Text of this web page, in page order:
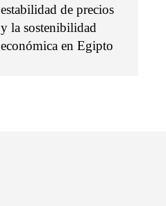
estabilidad de precios
y la sostenibilidad
económica en Egipto